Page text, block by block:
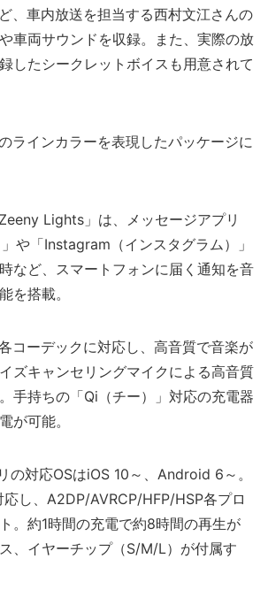
、車内放送を担当する西村文江さんの
車両サウンドを収録。また、実際の放
したシークレットボイスも用意されて
ラインカラーを表現したパッケージに
Lights」は、メッセージアプリ
」や「Instagram（インスタグラム）」
など、スマートフォンに届く通知を音
を搭載。
コーデックに対応し、高音質で音楽が
ズキャンセリングマイクによる高音質
手持ちの「Qi（チー）」対応の充電器
が可能。
対応OSはiOS 10～、Android 6～。
し、A2DP/AVRCP/HFP/HSP各プロ
。約1時間の充電で約8時間の再生が
、イヤーチップ（S/M/L）が付属す